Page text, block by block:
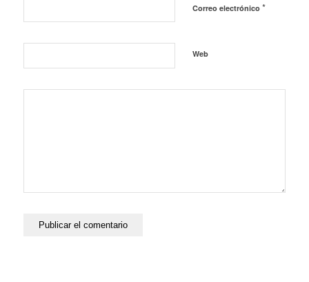
Correo electrónico *
Web